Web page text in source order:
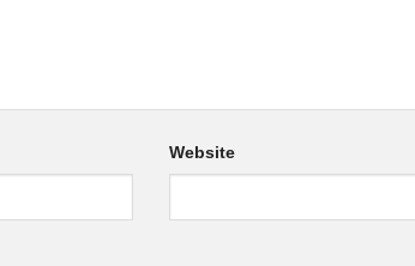
Website